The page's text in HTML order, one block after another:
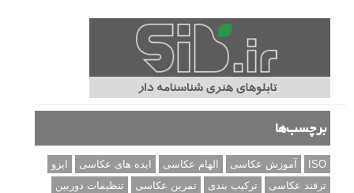
برچسب‌ها
ISO آموزش عکاسی الهام عکاسی ایده های عکاسی
ایزو
ترفند عکاسی
ترکیب بندی تمرین عکاسی
تنظیمات دوربین